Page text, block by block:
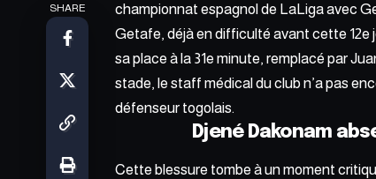
SHARE
championnat espagnol de LaLiga avec
Getafe, déjà en difficulté avant cette 12e
sa place à la 31e minute, remplacé par
stade, le staff médical du club n’a pas
défenseur togolais.
Djené Dakonam
Cette blessure tombe à un moment